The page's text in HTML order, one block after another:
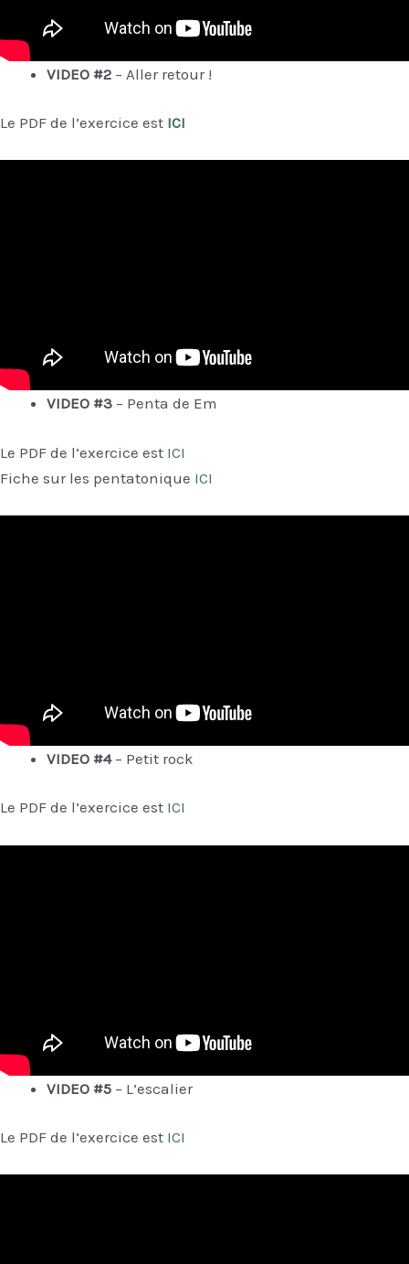
VIDEO #2 – Aller retour !
Le PDF de l’exercice est ICI
VIDEO #3 – Penta de Em
Le PDF de l’exercice est ICI
Fiche sur les pentatonique ICI
VIDEO #4– Petit rock
Le PDF de l’exercice est ICI
VIDEO #5 – L’escalier
Le PDF de l’exercice est ICI